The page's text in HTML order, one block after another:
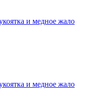
и медное жало
и медное жало